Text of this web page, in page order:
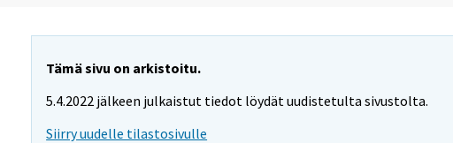
Tämä sivu on arkistoitu.
5.4.2022 jälkeen julkaistut tiedot löydät uudistetulta sivustolta.
Siirry uudelle tilastosivulle